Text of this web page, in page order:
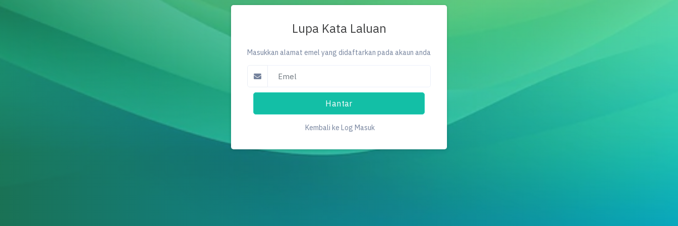
Lupa Kata Laluan
Masukkan alamat emel yang didaftarkan pada akaun anda
Hantar
Kembali ke Log Masuk